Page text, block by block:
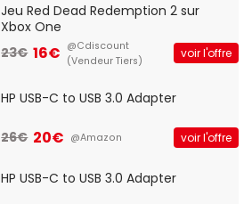
Jeu Red Dead Redemption 2 sur
Xbox One
23€ 16€ @Cdiscount
(Vendeur Tiers)
voir l'offre
HP USB-C to USB 3.0 Adapter
26€ 20€ @Amazon voir l'offre
HP USB-C to USB 3.0 Adapter